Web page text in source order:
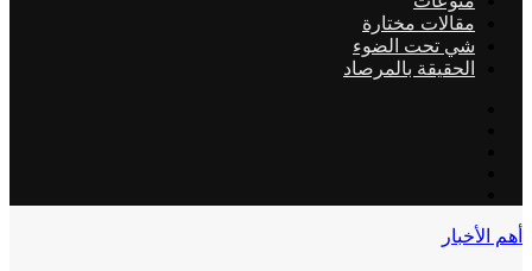
مقالات مختارة
شي تحت الضوء
الحقيقة بالمرصاد
أهم الأخبار